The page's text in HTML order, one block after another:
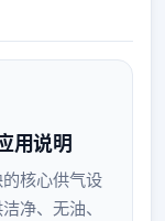
用说明
核心供气设
净、无油、